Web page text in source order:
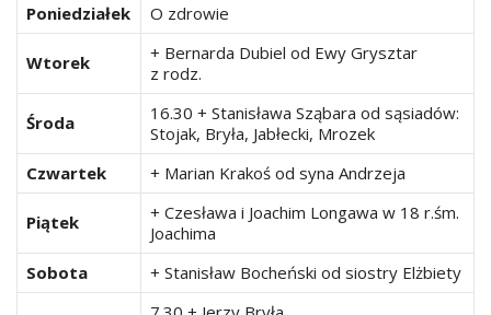
Poniedziałek O zdrowie
Wtorek
+ Bernarda Dubiel od Ewy Grysztar
z rodz.
Środa
16.30 + Stanisława Sząbara od sąsiadów:
Stojak, Bryła, Jabłecki, Mrozek
Czwartek
+ Marian Krakoś od syna Andrzeja
Piątek
+ Czesława i Joachim Longawa w 18 r.śm.
Joachima
Sobota
+ Stanisław Bocheński od siostry Elżbiety